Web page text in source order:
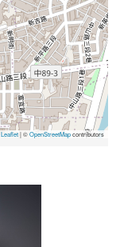
Leaflet|©OpenStreetMapcontributors